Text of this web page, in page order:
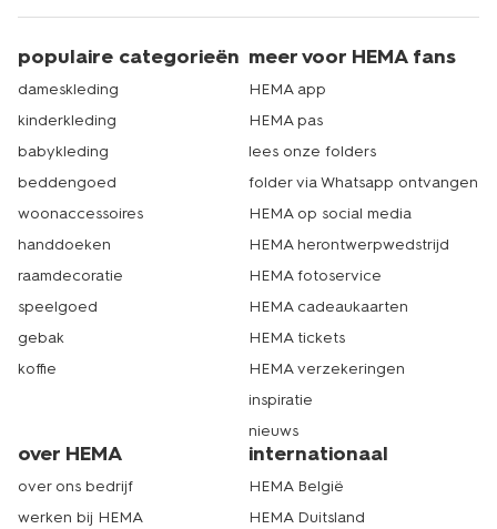
populaire categorieën
dameskleding
kinderkleding
babykleding
beddengoed
woonaccessoires
handdoeken
raamdecoratie
speelgoed
gebak
koffie
meer voor HEMA fans
HEMA app
HEMA pas
lees onze folders
folder via Whatsapp ontvangen
HEMA op social media
HEMA herontwerpwedstrijd
HEMA fotoservice
HEMA cadeaukaarten
HEMA tickets
HEMA verzekeringen
inspiratie
nieuws
over HEMA
over ons bedrijf
werken bij HEMA
internationaal
HEMA België
HEMA Duitsland